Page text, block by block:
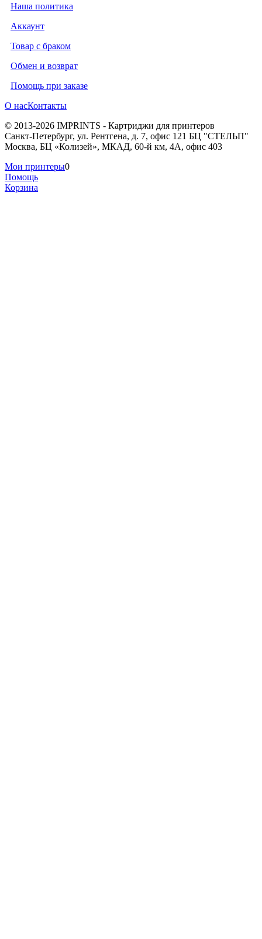
Наша политика
Аккаунт
Товар с браком
Обмен и возврат
Помощь при заказе
О насКонтакты
© 2013-2026 IMPRINTS - Картриджи для принтеров
Санкт-Петербург, ул. Рентгена, д. 7, офис 121 БЦ "СТЕЛЬП"
Москва, БЦ «Колизей», МКАД, 60-й км, 4А, офис 403
Мои принтеры0
Помощь
Корзина